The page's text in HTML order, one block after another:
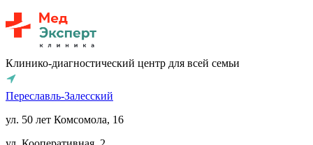
Клинико-диагностический центр для всей семьи
Переславль-Залесский
ул. 50 лет Комсомола, 16